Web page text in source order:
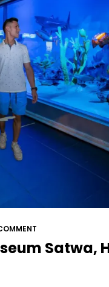
Satwa,